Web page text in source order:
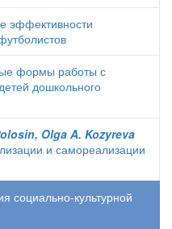
эффективности
формы работы с
дошкольного
Olga A. Kozyreva
и самореализации
социально-культурной